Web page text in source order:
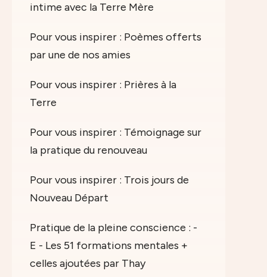
intime avec la Terre Mère
Pour vous inspirer : Poèmes offerts
par une de nos amies
Pour vous inspirer : Prières à la
Terre
Pour vous inspirer : Témoignage sur
la pratique du renouveau
Pour vous inspirer : Trois jours de
Nouveau Départ
Pratique de la pleine conscience : -
E - Les 51 formations mentales +
celles ajoutées par Thay